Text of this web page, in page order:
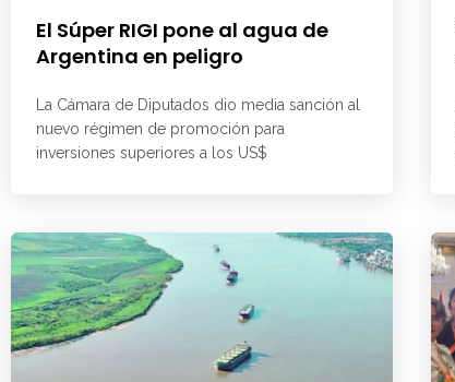
El Súper RIGI pone al agua de
Argentina en peligro
La Cámara de Diputados dio media sanción al
nuevo régimen de promoción para
inversiones superiores a los US$